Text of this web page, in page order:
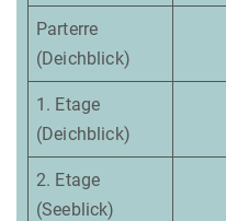
Parterre
(Deichblick)
1. Etage
(Deichblick)
2. Etage
(Seeblick)